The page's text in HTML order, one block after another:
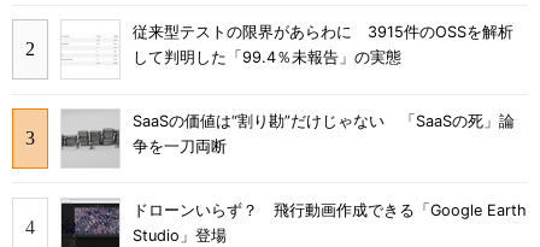
従来型テストの限界があらわに 3915件のOSSを解析
して判明した「99.4％未報告」の実態
SaaSの価値は“割り勘”だけじゃない 「SaaSの死」論
争を一刀両断
ドローンいらず？ 飛行動画作成できる「Google Earth
Studio」登場